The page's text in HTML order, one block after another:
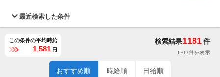
最近検索した条件
この条件の平均時給
1,581 円
検索結果1181件
1~17件を表示
おすすめ順 時給順 日給順